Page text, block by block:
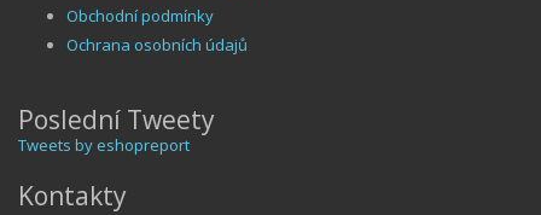
Obchodní podmínky
Ochrana osobních údajů
Poslední Tweety
Tweets by eshopreport
Kontakty